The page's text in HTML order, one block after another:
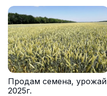
Продам семена, урожай
2025г.